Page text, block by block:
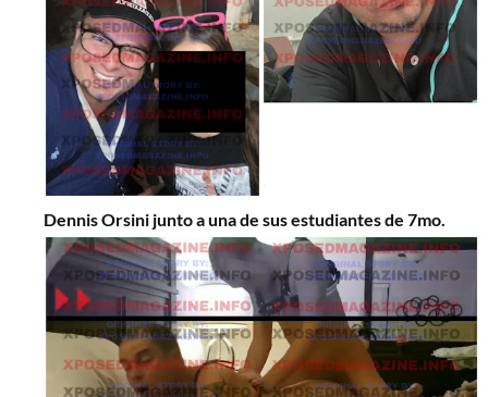
Dennis Orsini junto a una de sus estudiantes de 7mo.